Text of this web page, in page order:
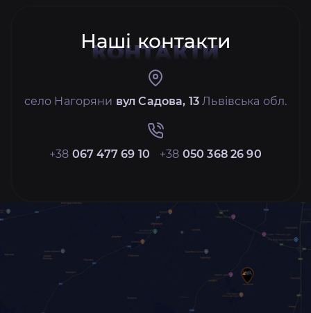
Наші контакти
КОНТАКТИ
село Нагоряни вул Садова, 13 Львівська обл.
+38 067 477 69 10 +38 050 368 26 90